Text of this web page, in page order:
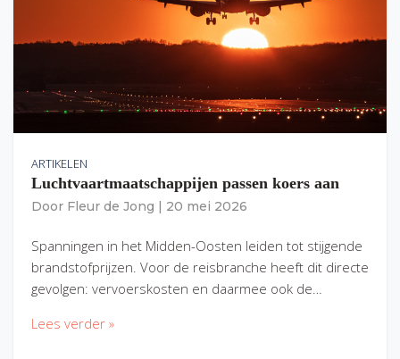
ARTIKELEN
Luchtvaartmaatschappijen passen koers aan
Door Fleur de Jong 20 mei 2026
Spanningen in het Midden-Oosten leiden tot stijgende
brandstofprijzen. Voor de reisbranche heeft dit directe
gevolgen: vervoerskosten en daarmee ook de…
Lees verder »